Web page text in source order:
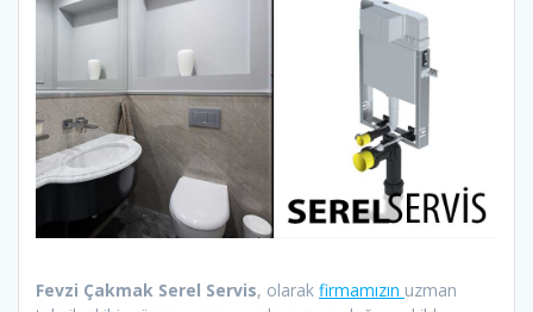
Fevzi Çakmak Serel Servis, olarak firmamızın uzman